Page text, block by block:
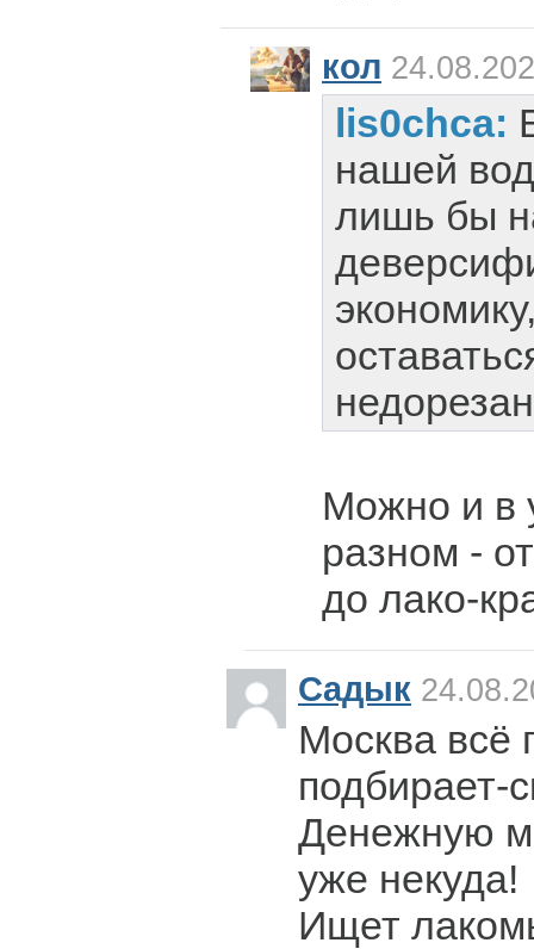
кол
lis0chca:
нашей
лишь бы
Можно и в
разном -
до лако-
Садык
Москва всё
подбирает-
Денежную
уже некуда!
Ищет